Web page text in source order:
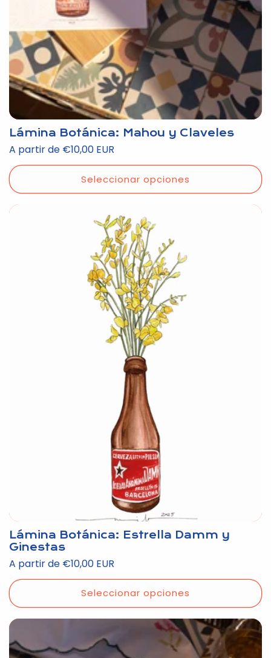
Lámina Botánica: Mahou y Claveles
Precio
habitual
A partir de €10,00 EUR
Seleccionar opciones
Lámina Botánica: Estrella Damm y
Ginestas
Precio
habitual
A partir de €10,00 EUR
Seleccionar opciones